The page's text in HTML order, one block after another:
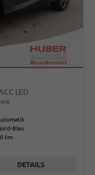
LED
Blau
km
DETAILS